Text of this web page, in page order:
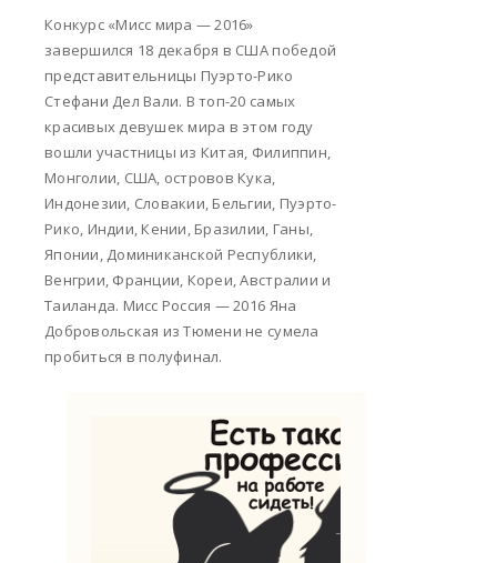
Конкурс «Мисс мира — 2016»
завершился 18 декабря в США победой
представительницы Пуэрто-Рико
Стефани Дел Вали. В топ-20 самых
красивых девушек мира в этом году
вошли участницы из Китая, Филиппин,
Монголии, США, островов Кука,
Индонезии, Словакии, Бельгии, Пуэрто-
Рико, Индии, Кении, Бразилии, Ганы,
Японии, Доминиканской Республики,
Венгрии, Франции, Кореи, Австралии и
Таиланда. Мисс Россия — 2016 Яна
Добровольская из Тюмени не сумела
пробиться в полуфинал.